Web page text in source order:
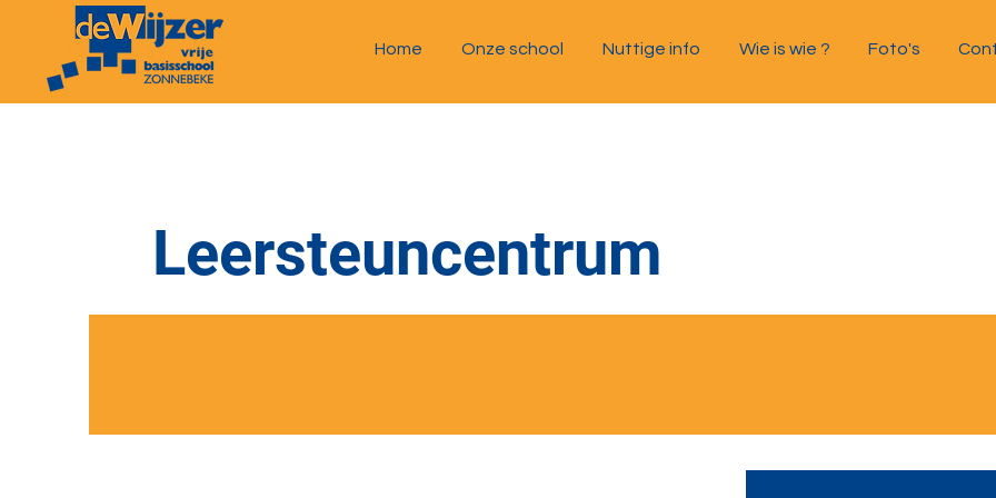
Home Onze school Nuttige info Wie is wie ? Foto's
Leersteuncentrum